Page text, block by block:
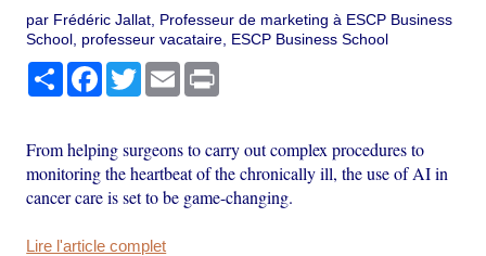
par Frédéric Jallat, Professeur de marketing à ESCP Business
School, professeur vacataire, ESCP Business School
PartagerFacebook
TwitterEmail
From helping surgeons to carry out complex procedures to
monitoring the heartbeat of the chronically ill, the use of AI in
cancer care is set to be game-changing.
Lire l'article complet